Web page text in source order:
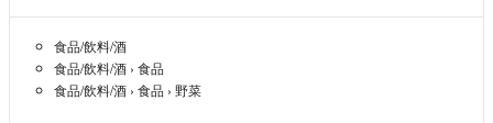
小ピーマン
1kg 1650円
食品/飲料/酒
食品/飲料/酒 › 食品
食品/飲料/酒 › 食品 › 野菜